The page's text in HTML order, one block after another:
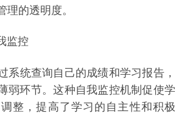
理的透明度。
控
统查询自己的成绩和学习报告，
弱环节。这种自我监控机制促使学
整，提高了学习的自主性和积极